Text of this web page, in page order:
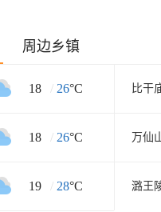
周边乡镇
18 / 26°C 比干
18 / 26°C 万仙
19 / 28°C 潞王